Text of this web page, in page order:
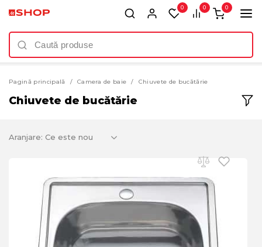
0 0 0
Pagină principală Camera de baie Chiuvete de bucătărie
Chiuvete de bucătărie
Aranjare: